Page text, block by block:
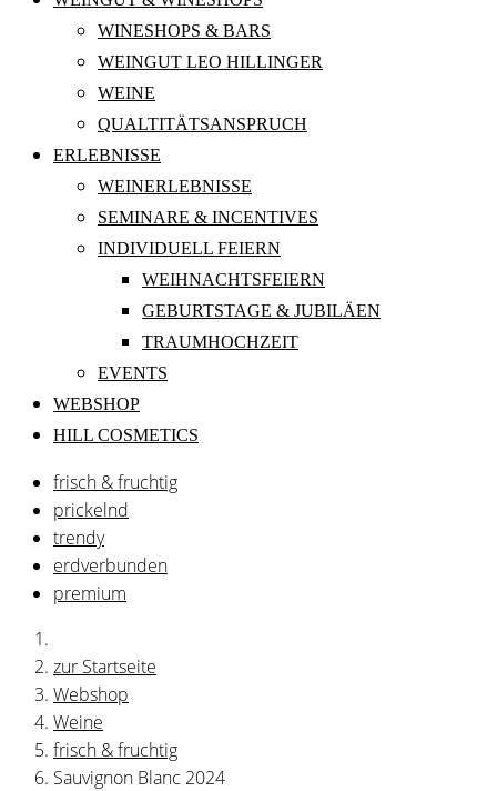
WINESHOPS & BARS
WEINGUT LEO HILLINGER
WEINE
QUALTITÄTSANSPRUCH
ERLEBNISSE
WEINERLEBNISSE
SEMINARE & INCENTIVES
INDIVIDUELL FEIERN
WEIHNACHTSFEIERN
GEBURTSTAGE & JUBILÄEN
TRAUMHOCHZEIT
EVENTS
WEBSHOP
HILL COSMETICS
frisch & fruchtig
prickelnd
trendy
erdverbunden
premium
zur Startseite
Webshop
Weine
frisch & fruchtig
Sauvignon Blanc 2024